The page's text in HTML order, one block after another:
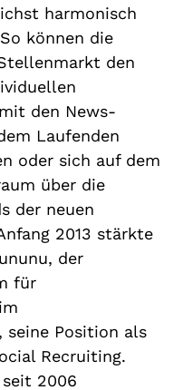
harmonisch
können die
den
den News-
Laufenden
oder sich auf dem
über die
der neuen
2013 stärkte
der
für
seine Position als
Recruiting.
2006